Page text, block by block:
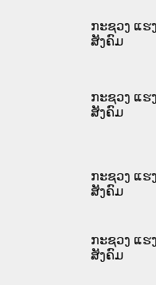
ກະຊວງ ແຮ
ສັງຄົມ
ກະຊວງ ແຮ
ສັງຄົມ
ກະຊວງ ແຮ
ສັງຄົມ
ກະຊວງ ແຮ
ສັງຄົມ